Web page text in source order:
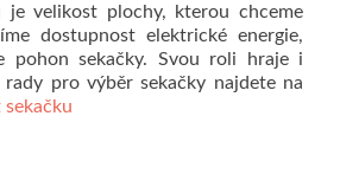
velikost plochy, kterou chceme
dostupnost elektrické energie,
pohon sekačky. Svou roli hraje i
pro výběr sekačky najdete na
sekačku